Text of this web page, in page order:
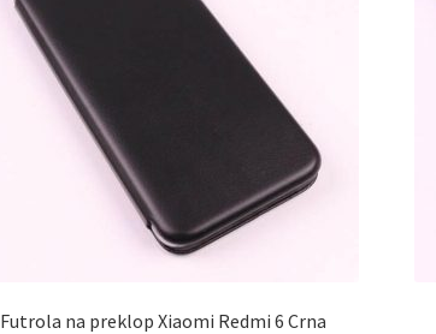
Futrola na preklop Xiaomi Redmi 6 Crna